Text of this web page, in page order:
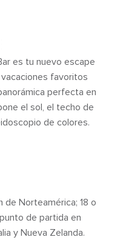
es tu nuevo escape
favoritos
perfecta en
el sol, el techo de
de colores.
de Norteamérica; 18 o
de partida en
y Nueva Zelanda.